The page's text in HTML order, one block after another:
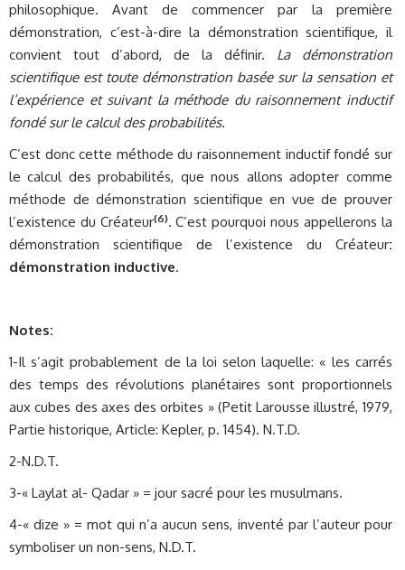
philosophique. Avant de commencer par la première
démonstration, c’est-à-dire la démonstration scientifique, il
convient tout d’abord, de la définir. La démonstration
scientifique est toute démonstration basée sur la sensation et
l’expérience et suivant la méthode du raisonnement inductif
fondé sur le calcul des probabilités.
C’est donc cette méthode du raisonnement inductif fondé sur
le calcul des probabilités, que nous allons adopter comme
méthode de démonstration scientifique en vue de prouver
l’existence du Créateur(6). C’est pourquoi nous appellerons la
démonstration scientifique de l’existence du Créateur:
démonstration inductive.
Notes:
1-Il s’agit probablement de la loi selon laquelle: « les carrés
des temps des révolutions planétaires sont proportionnels
aux cubes des axes des orbites » (Petit Larousse illustré, 1979,
Partie historique, Article: Kepler, p. 1454). N.T.D.
2-N.D.T.
3-« Laylat al- Qadar » = jour sacré pour les musulmans.
4-« dize » = mot qui n’a aucun sens, inventé par l’auteur pour
symboliser un non-sens, N.D.T.